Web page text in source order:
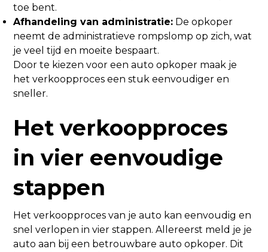
toe bent.
Afhandeling van administratie: De opkoper
neemt de administratieve rompslomp op zich, wat
je veel tijd en moeite bespaart.
Door te kiezen voor een auto opkoper maak je
het verkoopproces een stuk eenvoudiger en
sneller.
Het verkoopproces
in vier eenvoudige
stappen
Het verkoopproces van je auto kan eenvoudig en
snel verlopen in vier stappen. Allereerst meld je je
auto aan bij een betrouwbare auto opkoper. Dit